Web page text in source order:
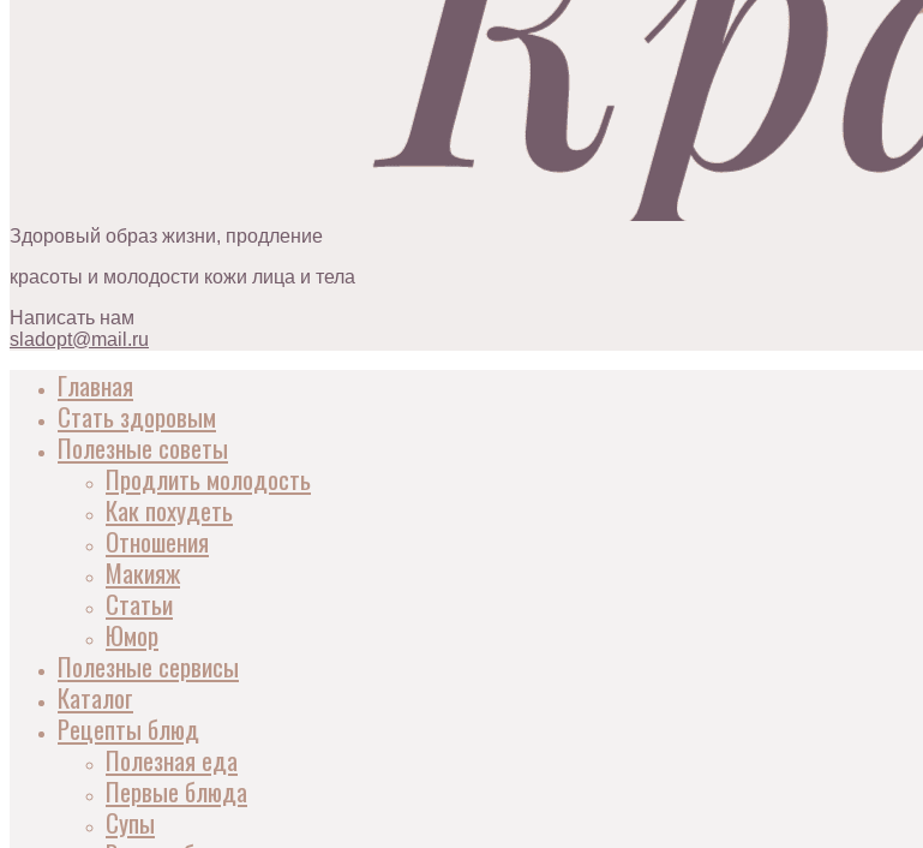
Здоровый образ жизни, продление
красоты и молодости кожи лица и тела
Написать нам
sladopt@mail.ru
Главная
Стать здоровым
Полезные советы
Продлить молодость
Как похудеть
Отношения
Макияж
Статьи
Юмор
Полезные сервисы
Каталог
Рецепты блюд
Полезная еда
Первые блюда
Супы